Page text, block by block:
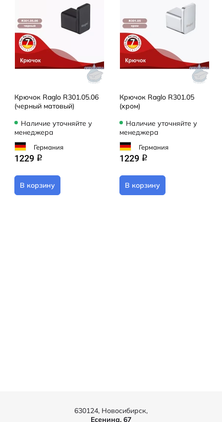
Крючок Raglo R301.05.06
(черный матовый)
Наличие уточняйте у
менеджера
Германия
1229 q
В корзину
Крючок Raglo R301.05
(хром)
Наличие уточняйте у
менеджера
Германия
1229 q
В корзину
630124, Новосибирск,
Есенина, 67